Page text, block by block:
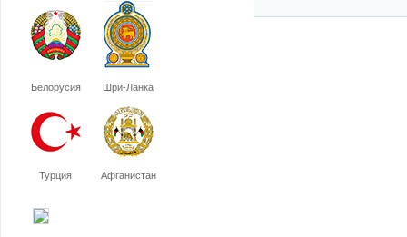
Белорусия Шри-Ланка
Турция Афганистан